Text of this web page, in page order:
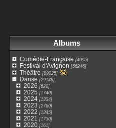
Albums
Comédie-Française [4095]
Festival d'Avignon [56246]
Théâtre [89225]
Danse [29148]
2026 [622]
2025 [1740]
2024[1334]
2023 [2760]
2022 [1345]
2021 [1730]
2020[161]